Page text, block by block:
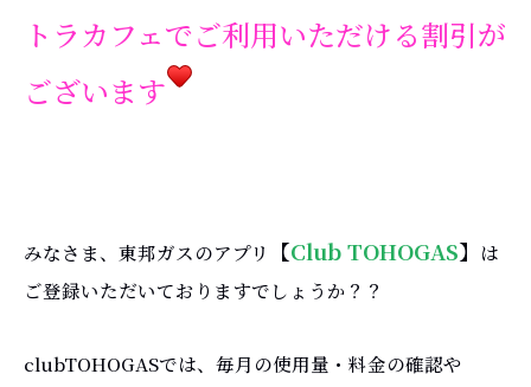
トラカフェでご利用いただける割引が
ございます
みなさま、東邦ガスのアプリ 【Club TOHOGAS】 は
ご登録いただいておりますでしょうか？？
clubTOHOGASでは、毎月の使用量・料金の確認や